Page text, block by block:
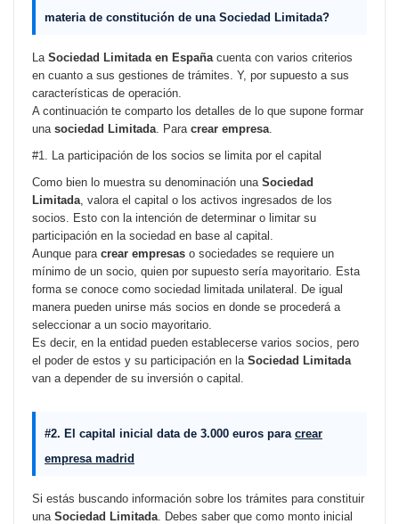
materia de constitución de una Sociedad Limitada?
La Sociedad Limitada en España cuenta con varios criterios
en cuanto a sus gestiones de trámites. Y, por supuesto a sus
características de operación.
A continuación te comparto los detalles de lo que supone formar
una sociedad Limitada . Para crear empresa
#1. La participación de los socios se limita por el capital
Como bien lo muestra su denominación una Sociedad
Limitada , valora el capital o los activos ingresados de los
socios. Esto con la intención de determinar o limitar su
participación en la sociedad en base al capital.
Aunque para crear empresas o sociedades se requiere un
mínimo de un socio, quien por supuesto sería mayoritario. Esta
forma se conoce como sociedad limitada unilateral. De igual
manera pueden unirse más socios en donde se procederá a
seleccionar a un socio mayoritario.
Es decir, en la entidad pueden establecerse varios socios, pero
el poder de estos y su participación en la Sociedad Limitada
van a depender de su inversión o capital.
#2. El capital inicial data de 3.000 euros para crear
empresa madrid
Si estás buscando información sobre los trámites para constituir
una Sociedad Limitada . Debes saber que como monto inicial